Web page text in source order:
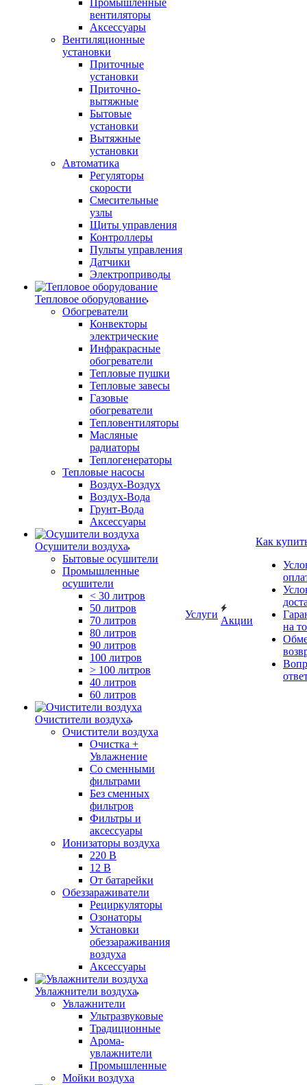
Промышленные
вентиляторы
Аксессуары
Вентиляционные
установки
Приточные
установки
Приточно-
вытяжные
Бытовые
установки
Вытяжные
установки
Автоматика
Регуляторы
скорости
Смесительные
узлы
Щиты управления
Контроллеры
Пульты управления
Датчики
Электроприводы
Тепловое оборудование
Обогреватели
Конвекторы
электрические
Инфракрасные
обогреватели
Тепловые пушки
Тепловые завесы
Газовые
обогреватели
Тепловентиляторы
Масляные
радиаторы
Теплогенераторы
Тепловые насосы
Воздух-Воздух
Воздух-Вода
Грунт-Вода
Аксессуары
Осушители воздуха
Бытовые осушители
Промышленные
осушители
< 30 литров
50 литров
70 литров
80 литров
90 литров
100 литров
> 100 литров
40 литров
60 литров
Очистители воздуха
Очистители воздуха
Очистка +
Увлажнение
Cо сменными
фильтрами
Без сменных
фильтров
Фильтры и
аксессуары
Ионизаторы воздуха
220 В
12 В
От батарейки
Обеззараживатели
Рециркуляторы
Озонаторы
Установки
обеззараживания
воздуха
Аксессуары
Увлажнители воздуха
Увлажнители
Ультразвуковые
Традиционные
Арома-
увлажнители
Промышленные
Мойки воздуха
Услуги
Акции
Как
на